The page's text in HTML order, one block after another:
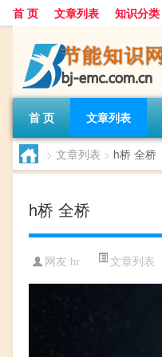
首 页 文章列表 知识分类
首 页 文章列表
> 文章列表 > h桥 全桥
h桥 全桥
网友:hr 文章列表